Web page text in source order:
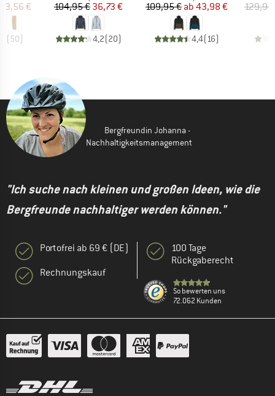
Preis
€
(50)
Preis
104,95 €reduzierter Preis
36,73 €
4,2(20)
Preis
109,95 € reduzierter Preis
ab 43,98 €
4,4(16)
129,95
Bergfreundin Johanna -
Nachhaltigkeitsmanagement
"Ich suche nach kleinen und großen Ideen, wie die
Bergfreunde nachhaltiger werden können."
Portofrei ab 69 € (DE)
Rechnungskauf
100 Tage
Rückgaberecht
So bewerten uns
72.062 Kunden